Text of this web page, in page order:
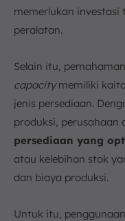
memerlukan
peralatan.
Selain itu,
capacitymemiliki
jenis persediaan.
produksi, perusahaan
persediaan yang
atau kelebihan stok
dan biaya produksi.
Untuk itu,